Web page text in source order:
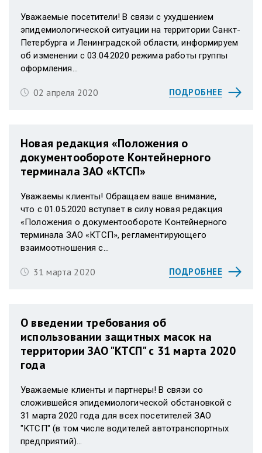
Уважаемые посетители! В связи с ухудшением
эпидемиологической ситуации на территории Санкт-
Петербурга и Ленинградской области, информируем
об изменении с 03.04.2020 режима работы группы
оформления...
02 апреля 2020 ПОДРОБНЕЕ
Новая редакция «Положения о
документообороте Контейнерного
терминала ЗАО «КТСП»
Уважаемы клиенты! Обращаем ваше внимание,
что с 01.05.2020 вступает в силу новая редакция
«Положения о документообороте Контейнерного
терминала ЗАО «КТСП», регламентирующего
взаимоотношения с...
31 марта 2020 ПОДРОБНЕЕ
О введении требования об
использовании защитных масок на
территории ЗАО "КТСП" с 31 марта 2020
года
Уважаемые клиенты и партнеры! В связи со
сложившейся эпидемиологической обстановкой с
31 марта 2020 года для всех посетителей ЗАО
"КТСП" (в том числе водителей автотранспортных
предприятий)...